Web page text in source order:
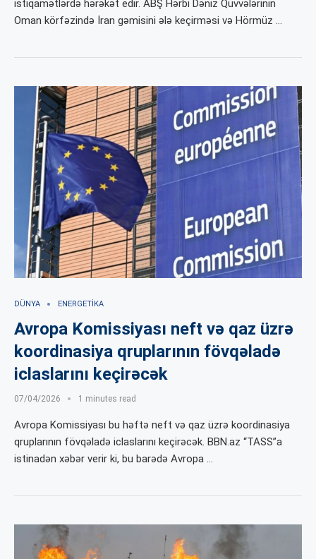
istiqamətlərdə hərəkət edir. ABŞ Hərbi Dəniz Qüvvələrinin
Oman körfəzində İran gəmisini ələ keçirməsi və Hörmüz …
DÜNYA ENERGETIKA
Avropa Komissiyası neft və qaz üzrə
koordinasiya qruplarının fövqəladə
iclaslarını keçirəcək
07/04/2026 1 minutes read
Avropa Komissiyası bu həftə neft və qaz üzrə koordinasiya
qruplarının fövqəladə iclaslarını keçirəcək. BBN.az “TASS”a
istinadən xəbər verir ki, bu barədə Avropa …